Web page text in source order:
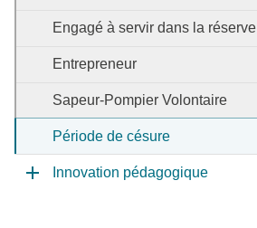
Engagé à servir dans la réserve
Entrepreneur
Sapeur-Pompier Volontaire
Période de césure
Innovation pédagogique